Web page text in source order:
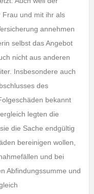
Frau und mit ihr als
annehmen
selbst das Angebot
nicht aus anderen
Insbesondere auch
des
bekannt
legten die
die Sache endgültig
bereinigen wollen,
und bei
Abfindungssumme und